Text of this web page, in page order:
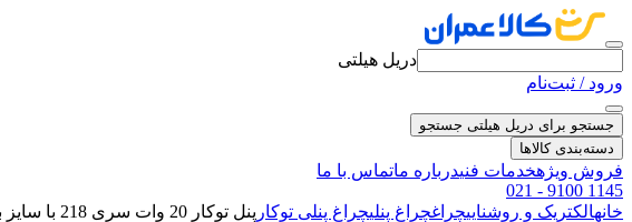
دریل هیلتی
ورود / ثبت‌نام
جستجو برای دریل هیلتی جستجو
دسته‌بندی کالاها
فروش ویژهخدمات فنیدرباره ماتماس با ما
021 - 9100 1145
خانهالکتریک و روشناییچراغچراغ پنلیچراغ پنلی توکار پنل توکار 20 وات سری 218 با سایز برش 115mm نمانور